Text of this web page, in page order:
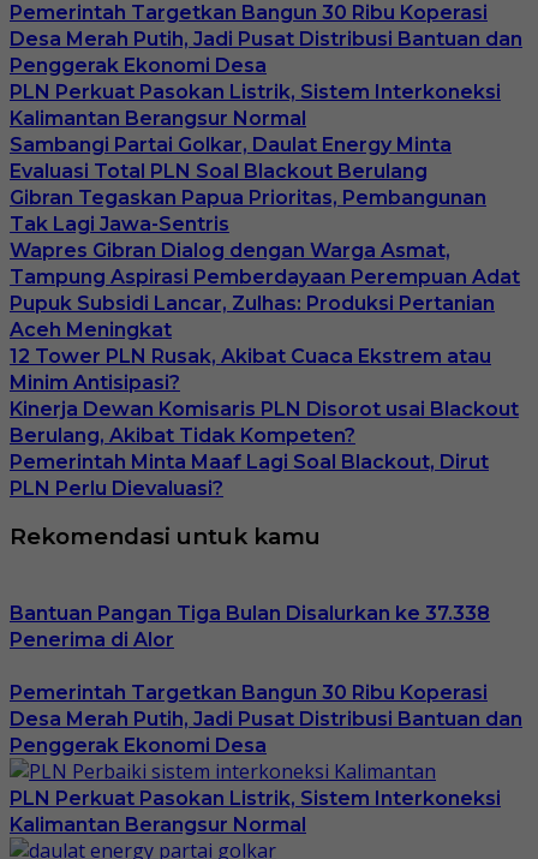
Pemerintah Targetkan Bangun 30 Ribu Koperasi
Desa Merah Putih, Jadi Pusat Distribusi Bantuan dan
Penggerak Ekonomi Desa
PLN Perkuat Pasokan Listrik, Sistem Interkoneksi
Kalimantan Berangsur Normal
Sambangi Partai Golkar, Daulat Energy Minta
Evaluasi Total PLN Soal Blackout Berulang
Gibran Tegaskan Papua Prioritas, Pembangunan
Tak Lagi Jawa-Sentris
Wapres Gibran Dialog dengan Warga Asmat,
Tampung Aspirasi Pemberdayaan Perempuan Adat
Pupuk Subsidi Lancar, Zulhas: Produksi Pertanian
Aceh Meningkat
12 Tower PLN Rusak, Akibat Cuaca Ekstrem atau
Minim Antisipasi?
Kinerja Dewan Komisaris PLN Disorot usai Blackout
Berulang, Akibat Tidak Kompeten?
Pemerintah Minta Maaf Lagi Soal Blackout, Dirut
PLN Perlu Dievaluasi?
Rekomendasi untuk kamu
Bantuan Pangan Tiga Bulan Disalurkan ke 37.338
Penerima di Alor
Pemerintah Targetkan Bangun 30 Ribu Koperasi
Desa Merah Putih, Jadi Pusat Distribusi Bantuan dan
Penggerak Ekonomi Desa
PLN Perkuat Pasokan Listrik, Sistem Interkoneksi
Kalimantan Berangsur Normal